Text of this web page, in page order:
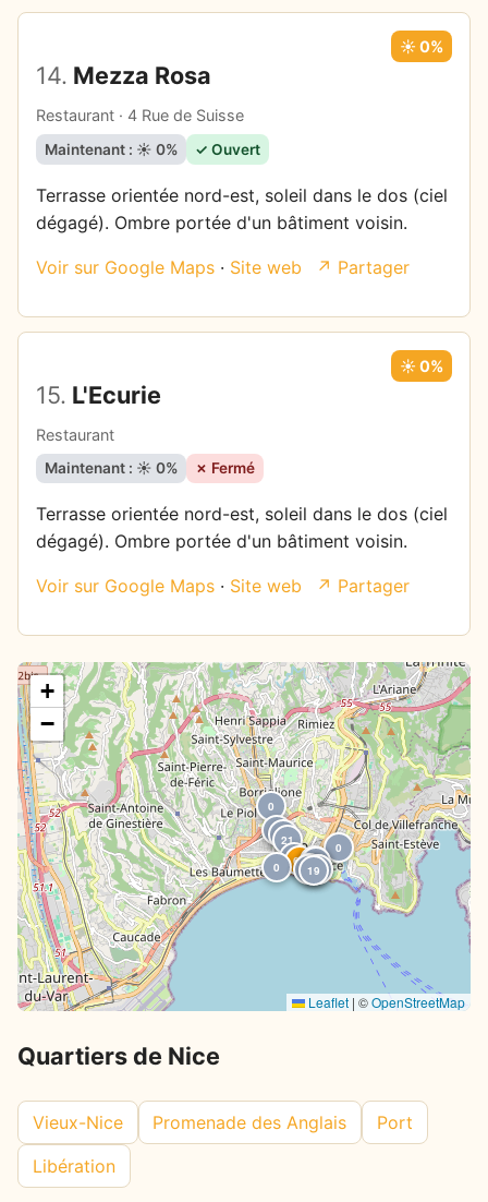
14. Mezza Rosa
Restaurant · 4 Rue de Suisse
☀️ 0%
Maintenant : ☀️ 0% ✓ Ouvert
Terrasse orientée nord-est, soleil dans le dos (ciel
dégagé). Ombre portée d'un bâtiment voisin.
Voir sur Google Maps · Site web ↗ Partager
15. L'Ecurie
Restaurant
☀️ 0%
Maintenant : ☀️ 0% ✗ Fermé
Terrasse orientée nord-est, soleil dans le dos (ciel
dégagé). Ombre portée d'un bâtiment voisin.
Voir sur Google Maps · Site web ↗ Partager
027
6866
0
190
0
21
0
0 0
20
0
+
−
Leaflet | ©OpenStreetMap
Quartiers de Nice
Vieux-Nice Promenade des Anglais
Port
Libération